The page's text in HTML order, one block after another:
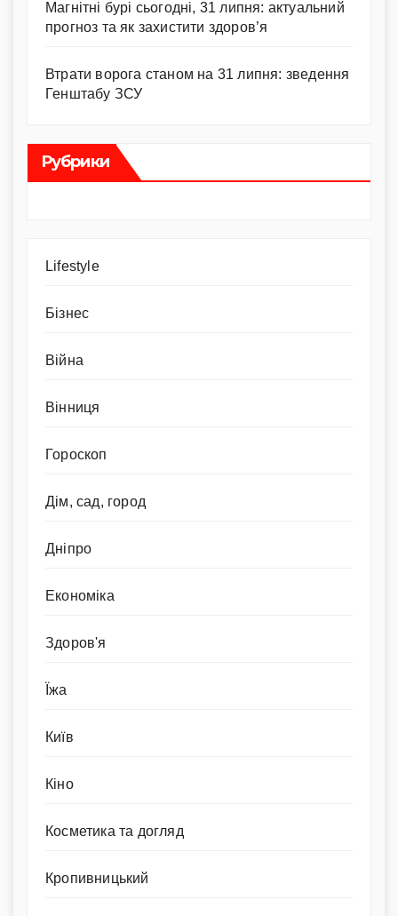
Магнітні бурі сьогодні, 31 липня: актуальний
прогноз та як захистити здоров’я
Втрати ворога станом на 31 липня: зведення
Генштабу ЗСУ
Рубрики
Lifestyle
Бізнес
Війна
Вінниця
Гороскоп
Дім, сад, город
Дніпро
Економіка
Здоров'я
Їжа
Київ
Кіно
Косметика та догляд
Кропивницький